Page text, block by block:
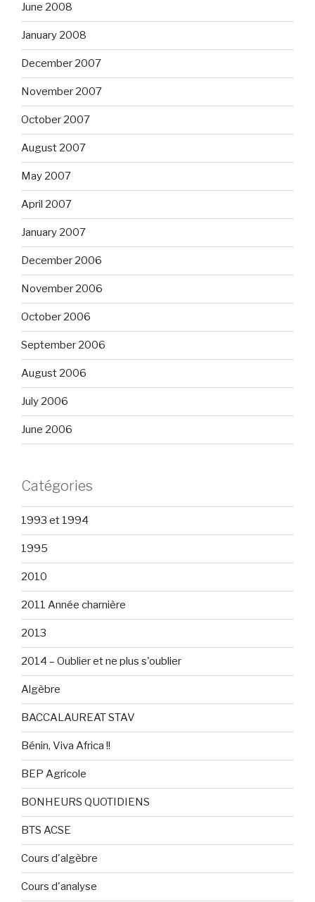
June 2008
January 2008
December 2007
November 2007
October 2007
August 2007
May 2007
April 2007
January 2007
December 2006
November 2006
October 2006
September 2006
August 2006
July 2006
June 2006
Catégories
1993 et 1994
1995
2010
2011 Année charnière
2013
2014 – Oublier et ne plus s'oublier
Algèbre
BACCALAUREAT STAV
Bénin, Viva Africa !!
BEP Agricole
BONHEURS QUOTIDIENS
BTS ACSE
Cours d'algèbre
Cours d'analyse